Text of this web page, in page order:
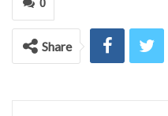
0
Share